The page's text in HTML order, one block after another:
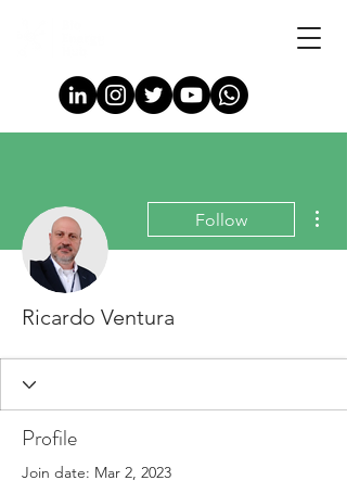
Follow
Ricardo Ventura
Profile
Join date: Mar 2, 2023